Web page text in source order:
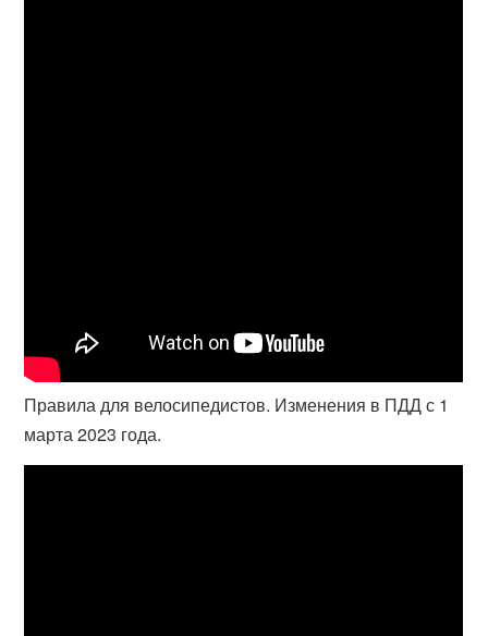
Правила для велосипедистов. Изменения в ПДД с 1
марта 2023 года.